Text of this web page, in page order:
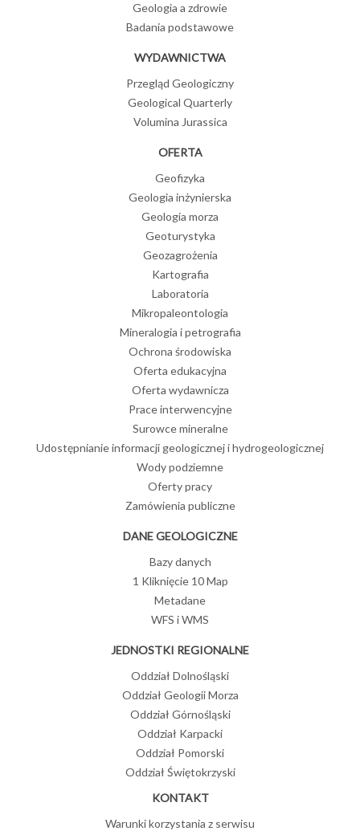
Geologia a zdrowie
Badania podstawowe
WYDAWNICTWA
Przegląd Geologiczny
Geological Quarterly
Volumina Jurassica
OFERTA
Geofizyka
Geologia inżynierska
Geologia morza
Geoturystyka
Geozagrożenia
Kartografia
Laboratoria
Mikropaleontologia
Mineralogia i petrografia
Ochrona środowiska
Oferta edukacyjna
Oferta wydawnicza
Prace interwencyjne
Surowce mineralne
Udostępnianie informacji geologicznej i hydrogeologicznej
Wody podziemne
Oferty pracy
Zamówienia publiczne
DANE GEOLOGICZNE
Bazy danych
1 Kliknięcie 10 Map
Metadane
WFS i WMS
JEDNOSTKI REGIONALNE
Oddział Dolnośląski
Oddział Geologii Morza
Oddział Górnośląski
Oddział Karpacki
Oddział Pomorski
Oddział Świętokrzyski
KONTAKT
Warunki korzystania z serwisu